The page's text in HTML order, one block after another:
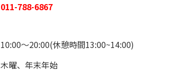
011-788-6867
10:00～20:00(休憩時間13:00~14:00)
木曜、年末年始